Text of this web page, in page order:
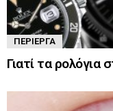
ΠΕΡΊΕΡΓΑ
Γιατί τα ρολόγια